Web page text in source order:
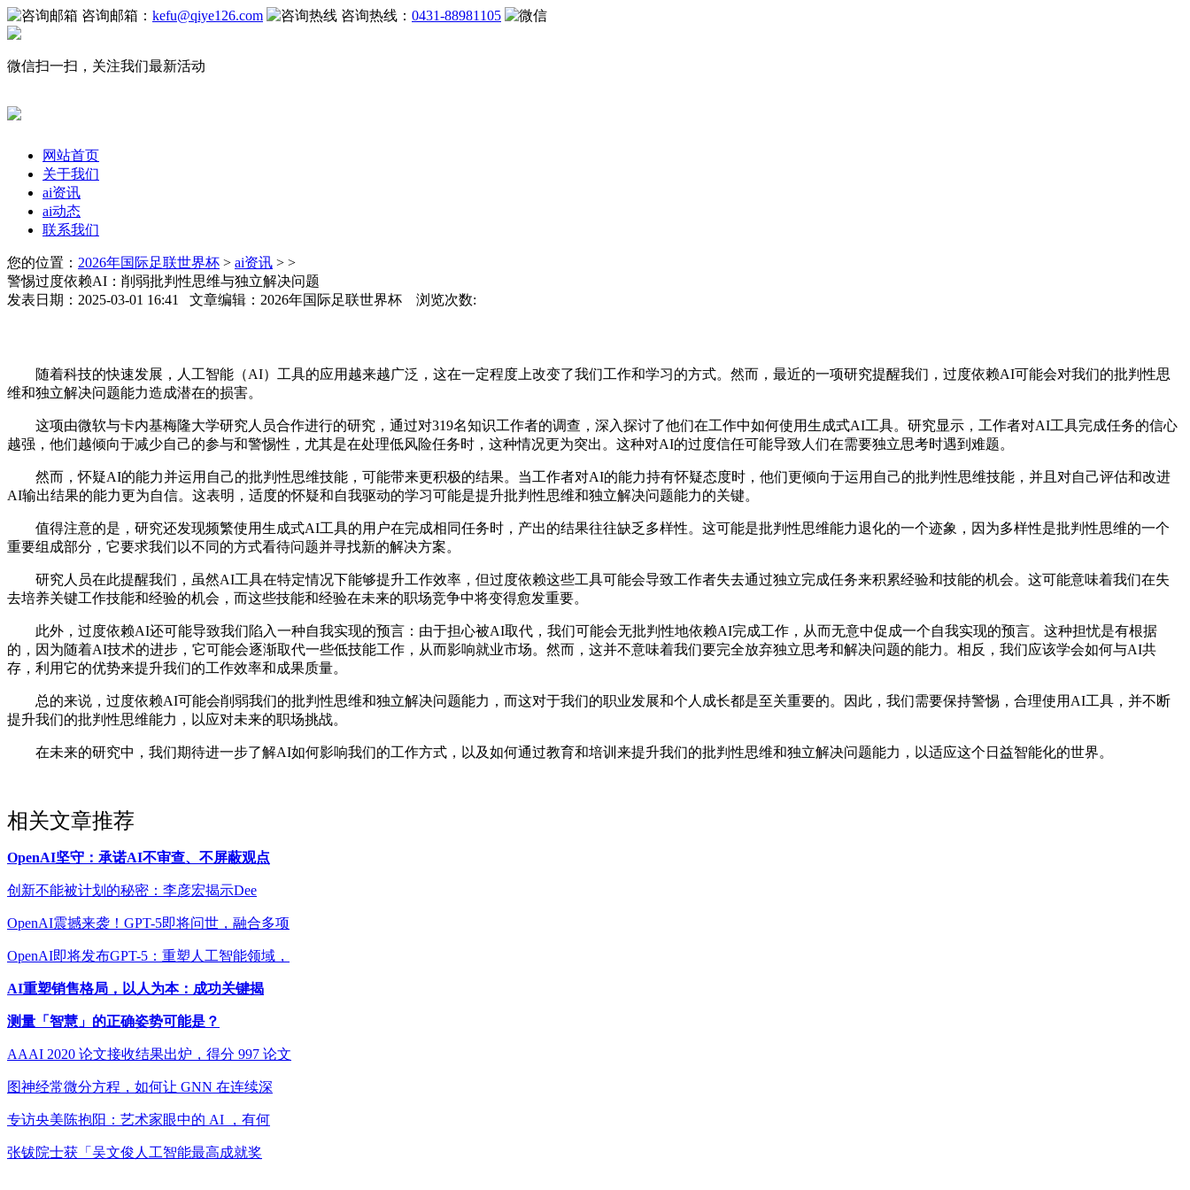
咨询邮箱： kefu@qiye126.com 咨询热线： 0431-88981105
微信扫一扫，关注我们最新活动
网站首页
关于我们
ai资讯
ai动态
联系我们
您的位置： 2026年国际足联世界杯 > ai资讯 > >
警惕过度依赖AI：削弱批判性思维与独立解决问题
发表日期：2025-03-01 16:41 文章编辑：2026年国际足联世界杯 浏览次数:
随着科技的快速发展，人工智能（AI）工具的应用越来越广泛，这在一定程度上改变了我们工作和学习的方式。然而，最近的一项研究提醒我们，过度依赖AI可能会对我们的批判性思
维和独立解决问题能力造成潜在的损害。
这项由微软与卡内基梅隆大学研究人员合作进行的研究，通过对319名知识工作者的调查，深入探讨了他们在工作中如何使用生成式AI工具。研究显示，工作者对AI工具完成任务的信心
越强，他们越倾向于减少自己的参与和警惕性，尤其是在处理低风险任务时，这种情况更为突出。这种对AI的过度信任可能导致人们在需要独立思考时遇到难题。
然而，怀疑AI的能力并运用自己的批判性思维技能，可能带来更积极的结果。当工作者对AI的能力持有怀疑态度时，他们更倾向于运用自己的批判性思维技能，并且对自己评估和改进
AI输出结果的能力更为自信。这表明，适度的怀疑和自我驱动的学习可能是提升批判性思维和独立解决问题能力的关键。
值得注意的是，研究还发现频繁使用生成式AI工具的用户在完成相同任务时，产出的结果往往缺乏多样性。这可能是批判性思维能力退化的一个迹象，因为多样性是批判性思维的一个
重要组成部分，它要求我们以不同的方式看待问题并寻找新的解决方案。
研究人员在此提醒我们，虽然AI工具在特定情况下能够提升工作效率，但过度依赖这些工具可能会导致工作者失去通过独立完成任务来积累经验和技能的机会。这可能意味着我们在失
去培养关键工作技能和经验的机会，而这些技能和经验在未来的职场竞争中将变得愈发重要。
此外，过度依赖AI还可能导致我们陷入一种自我实现的预言：由于担心被AI取代，我们可能会无批判性地依赖AI完成工作，从而无意中促成一个自我实现的预言。这种担忧是有根据
的，因为随着AI技术的进步，它可能会逐渐取代一些低技能工作，从而影响就业市场。然而，这并不意味着我们要完全放弃独立思考和解决问题的能力。相反，我们应该学会如何与AI共
存，利用它的优势来提升我们的工作效率和成果质量。
总的来说，过度依赖AI可能会削弱我们的批判性思维和独立解决问题能力，而这对于我们的职业发展和个人成长都是至关重要的。因此，我们需要保持警惕，合理使用AI工具，并不断
提升我们的批判性思维能力，以应对未来的职场挑战。
在未来的研究中，我们期待进一步了解AI如何影响我们的工作方式，以及如何通过教育和培训来提升我们的批判性思维和独立解决问题能力，以适应这个日益智能化的世界。
相关文章推荐
OpenAI坚守：承诺AI不审查、不屏蔽观点
创新不能被计划的秘密：李彦宏揭示Dee
OpenAI震撼来袭！GPT-5即将问世，融合多项
OpenAI即将发布GPT-5：重塑人工智能领域，
AI重塑销售格局，以人为本：成功关键揭
测量「智慧」的正确姿势可能是？
AAAI 2020 论文接收结果出炉，得分 997 论文
图神经常微分方程，如何让 GNN 在连续深
专访央美陈抱阳：艺术家眼中的 AI ，有何
张钹院士获「吴文俊人工智能最高成就奖